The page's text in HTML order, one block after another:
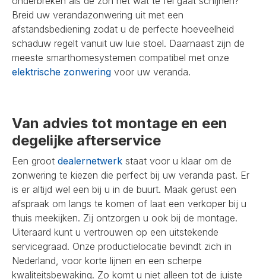
Breid uw verandazonwering uit met een
afstandsbediening zodat u de perfecte hoeveelheid
schaduw regelt vanuit uw luie stoel. Daarnaast zijn de
meeste smarthomesystemen compatibel met onze
elektrische zonwering voor uw veranda.
Van advies tot montage en een
degelijke afterservice
Een groot dealernetwerk staat voor u klaar om de
zonwering te kiezen die perfect bij uw veranda past. Er
is er altijd wel een bij u in de buurt. Maak gerust een
afspraak om langs te komen of laat een verkoper bij u
thuis meekijken. Zij ontzorgen u ook bij de montage.
Uiteraard kunt u vertrouwen op een uitstekende
servicegraad. Onze productielocatie bevindt zich in
Nederland, voor korte lijnen en een scherpe
kwaliteitsbewaking. Zo komt u niet alleen tot de juiste